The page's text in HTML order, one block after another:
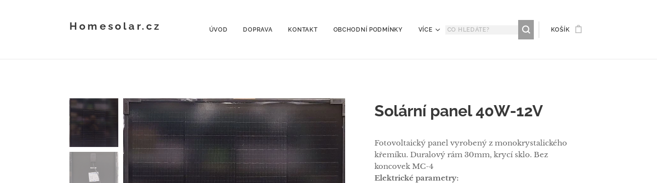
Homesolar.cz ÚVOD DOPRAVA KONTAKT OBCHODNÍ PODMÍNKY VÍCE KOŠÍK
Solární panel 40W-12V
Fotovoltaický panel vyrobený z monokrystalického
křemíku. Duralový rám 30mm, krycí sklo. Bez
koncovek MC-4
Elektrické parametry: